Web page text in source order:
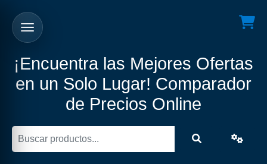
¡Encuentra las Mejores Ofertas
en un Solo Lugar! Comparador
de Precios Online